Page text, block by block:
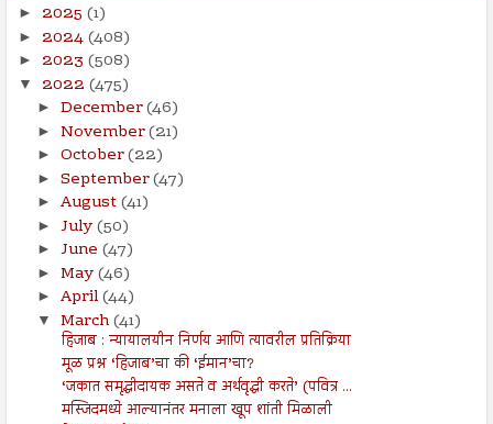
► 2025 (1)
► 2024(408)
► 2023 (508)
▼ 2022 (475)
► December(46)
► November(21)
► October(22)
► September(47)
► August(41)
► July(50)
► June (47)
► May(46)
► April(44)
▼ March(41)
हिजाब : न्यायालयीन निर्णय आणि त्यावरील प्रतिक्रिया
मूळ प्रश्न ‘हिजाब’चा की ‘ईमान’चा?
‘जकात समृद्धीदायक असते व अर्थवृद्धी करते’ (पवित्र ...
मस्जिदमध्ये आल्यानंतर मनाला खूप शांती मिळाली